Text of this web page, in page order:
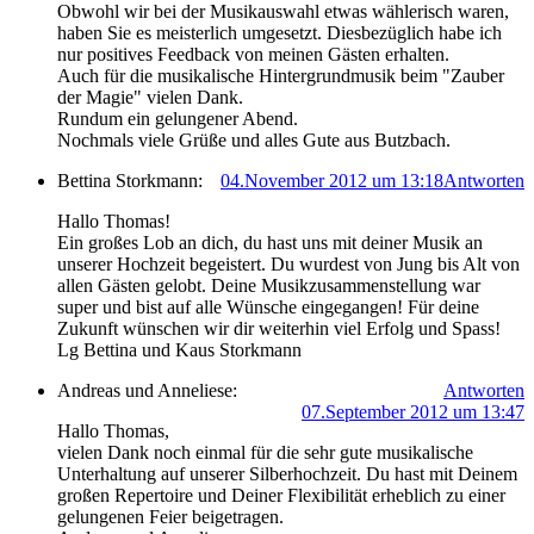
Obwohl wir bei der Musikauswahl etwas wählerisch waren,
haben Sie es meisterlich umgesetzt. Diesbezüglich habe ich
nur positives Feedback von meinen Gästen erhalten.
Auch für die musikalische Hintergrundmusik beim "Zauber
der Magie" vielen Dank.
Rundum ein gelungener Abend.
Nochmals viele Grüße und alles Gute aus Butzbach.
Bettina Storkmann:
Antworten
04.November 2012 um 13:18
Hallo Thomas!
Ein großes Lob an dich, du hast uns mit deiner Musik an
unserer Hochzeit begeistert. Du wurdest von Jung bis Alt von
allen Gästen gelobt. Deine Musikzusammenstellung war
super und bist auf alle Wünsche eingegangen! Für deine
Zukunft wünschen wir dir weiterhin viel Erfolg und Spass!
Lg Bettina und Kaus Storkmann
Andreas und Anneliese:
Antworten
07.September 2012 um 13:47
Hallo Thomas,
vielen Dank noch einmal für die sehr gute musikalische
Unterhaltung auf unserer Silberhochzeit. Du hast mit Deinem
großen Repertoire und Deiner Flexibilität erheblich zu einer
gelungenen Feier beigetragen.